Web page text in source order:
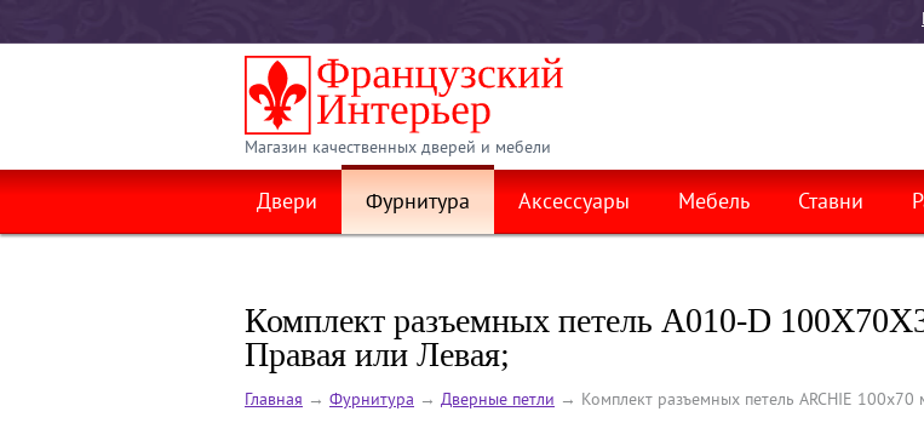
Магазин качественных дверей и мебели
Двери Фурнитура Аксессуары Мебель Ставни
Комплект разъемных петель A010-D
Правая или Левая;
Главная → Фурнитура → Дверные петли → Комплект разъемных петель ARCHIE 100х70